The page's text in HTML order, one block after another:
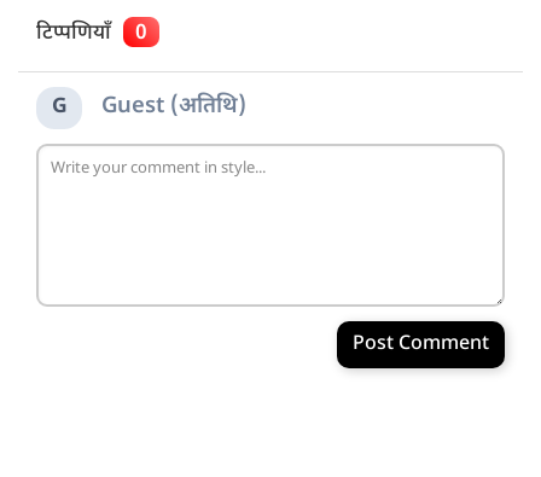
टिप्पणियाँ 0
G Guest (अतिथि)
Post Comment